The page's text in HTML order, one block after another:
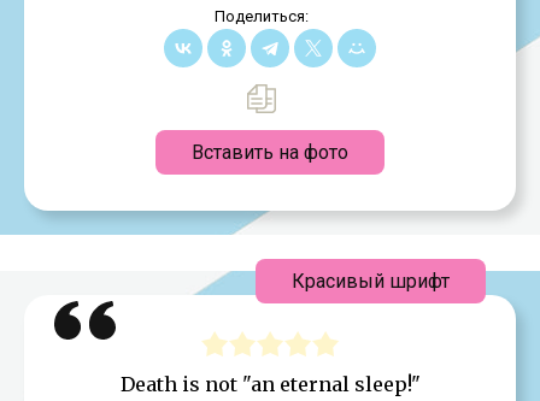
Поделиться:
Вставить на фото
Death is not "an eternal sleep!"
Красивый шрифт